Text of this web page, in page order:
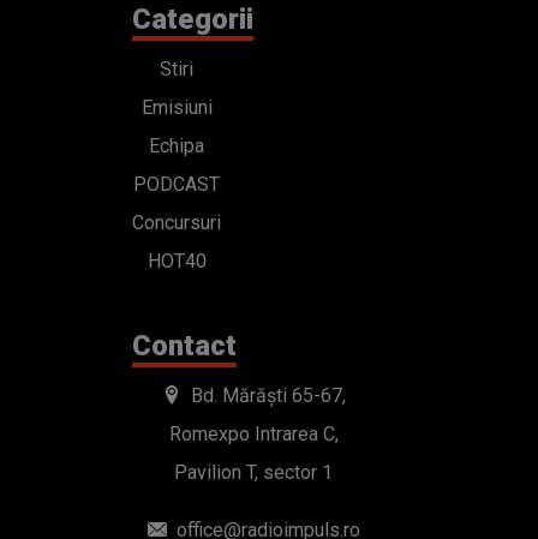
Categorii
Stiri
Emisiuni
Echipa
PODCAST
Concursuri
HOT40
Contact
Bd. Mărăști 65-67,
Romexpo Intrarea C,
Pavilion T, sector 1
office@radioimpuls.ro